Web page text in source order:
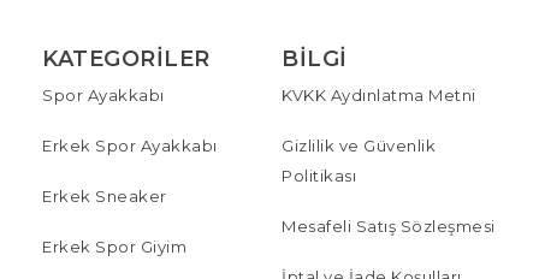
KATEGORILER
Spor Ayakkabı
Erkek Spor Ayakkabı
Erkek Sneaker
Erkek Spor Giyim
BILGI
KVKK Aydınlatma Metni
Gizlilik ve Güvenlik
Politikası
Mesafeli Satış Sözleşmesi